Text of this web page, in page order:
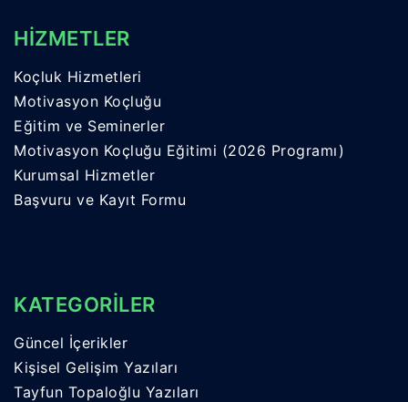
HİZMETLER
Koçluk Hizmetleri
Motivasyon Koçluğu
Eğitim ve Seminerler
Motivasyon Koçluğu Eğitimi (2026 Programı)
Kurumsal Hizmetler
Başvuru ve Kayıt Formu
KATEGORİLER
Güncel İçerikler
Kişisel Gelişim Yazıları
Tayfun Topaloğlu Yazıları